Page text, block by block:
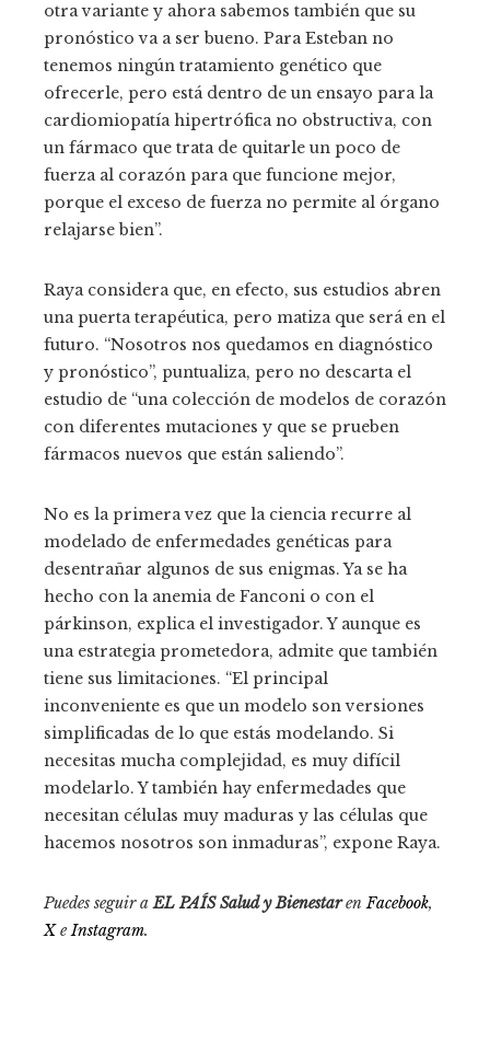
otra variante y ahora sabemos también que su
pronóstico va a ser bueno. Para Esteban no
tenemos ningún tratamiento genético que
ofrecerle, pero está dentro de un ensayo para la
cardiomiopatía hipertrófica no obstructiva, con
un fármaco que trata de quitarle un poco de
fuerza al corazón para que funcione mejor,
porque el exceso de fuerza no permite al órgano
relajarse bien”.
Raya considera que, en efecto, sus estudios abren
una puerta terapéutica, pero matiza que será en el
futuro. “Nosotros nos quedamos en diagnóstico
y pronóstico”, puntualiza, pero no descarta el
estudio de “una colección de modelos de corazón
con diferentes mutaciones y que se prueben
fármacos nuevos que están saliendo”.
No es la primera vez que la ciencia recurre al
modelado de enfermedades genéticas para
desentrañar algunos de sus enigmas. Ya se ha
hecho con la anemia de Fanconi o con el
párkinson, explica el investigador. Y aunque es
una estrategia prometedora, admite que también
tiene sus limitaciones. “El principal
inconveniente es que un modelo son versiones
simplificadas de lo que estás modelando. Si
necesitas mucha complejidad, es muy difícil
modelarlo. Y también hay enfermedades que
necesitan células muy maduras y las células que
hacemos nosotros son inmaduras”, expone Raya.
Puedes seguir aEL PAÍS Salud y Bienestaren Facebook,
XeInstagram.